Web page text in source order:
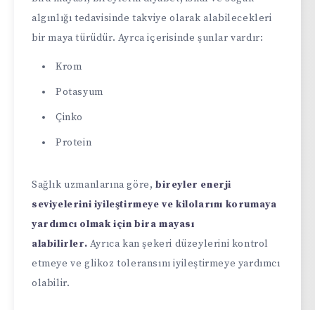
algınlığı tedavisinde takviye olarak alabilecekleri
bir maya türüdür. Ayrca içerisinde şunlar vardır:
Krom
Potasyum
Çinko
Protein
Sağlık uzmanlarına göre, bireyler enerji
seviyelerini iyileştirmeye ve kilolarını korumaya
yardımcı olmak için bira mayası
alabilirler. Ayrıca kan şekeri düzeylerini kontrol
etmeye ve glikoz toleransını iyileştirmeye yardımcı
olabilir.